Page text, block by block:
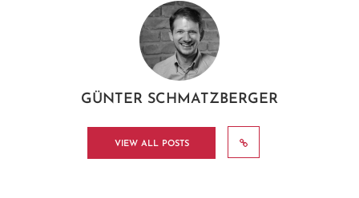
GÜNTER SCHMATZBERGER
VIEW ALL POSTS